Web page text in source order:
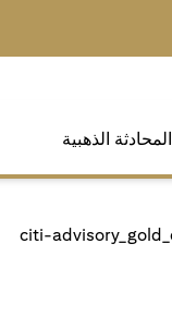
المحادثة الذهبية